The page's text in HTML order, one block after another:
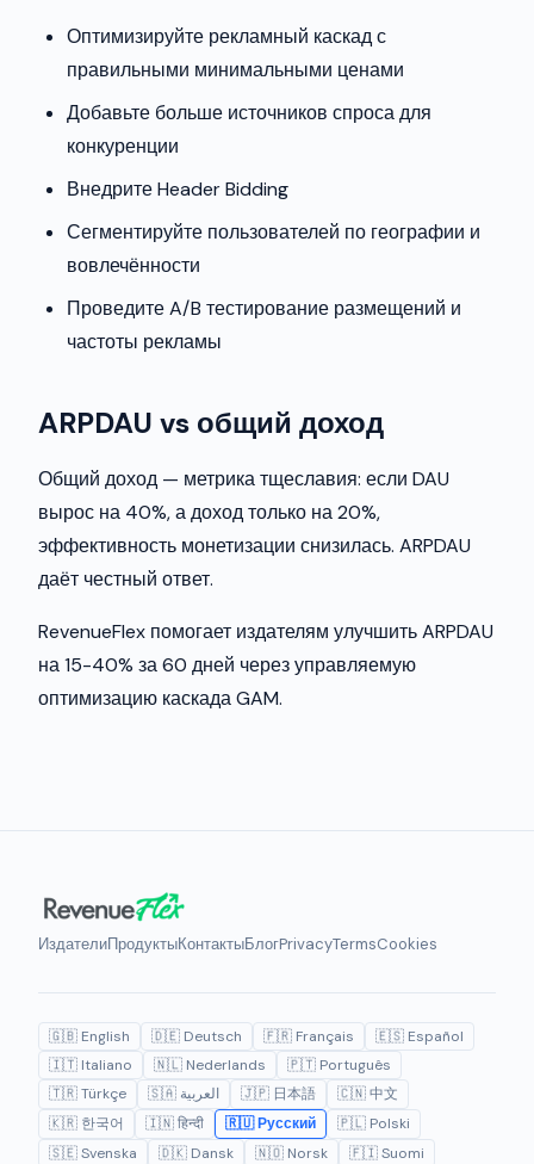
Оптимизируйте рекламный каскад с
правильными минимальными ценами
Добавьте больше источников спроса для
конкуренции
Внедрите Header Bidding
Сегментируйте пользователей по географии и
вовлечённости
Проведите A/B тестирование размещений и
частоты рекламы
ARPDAU vs общий доход
Общий доход — метрика тщеславия: если DAU
вырос на 40%, а доход только на 20%,
эффективность монетизации снизилась. ARPDAU
даёт честный ответ.
RevenueFlex помогает издателям улучшить ARPDAU
на 15-40% за 60 дней через управляемую
оптимизацию каскада GAM.
ИздателиПродуктыКонтактыБлогPrivacyTermsCookies
🇬🇧 English 🇩🇪 Deutsch 🇫🇷 Français
🇪🇸 Español
🇮🇹 Italiano
🇳🇱 Nederlands
🇵🇹 Português
🇹🇷 Türkçe
🇸🇦 العربية 🇯🇵 日本語
🇨🇳 中文
🇰🇷 한국어
🇮🇳 हिन्दी 🇷🇺 Русский
🇵🇱 Polski
🇸🇪 Svenska
🇩🇰 Dansk 🇳🇴 Norsk 🇫🇮 Suomi